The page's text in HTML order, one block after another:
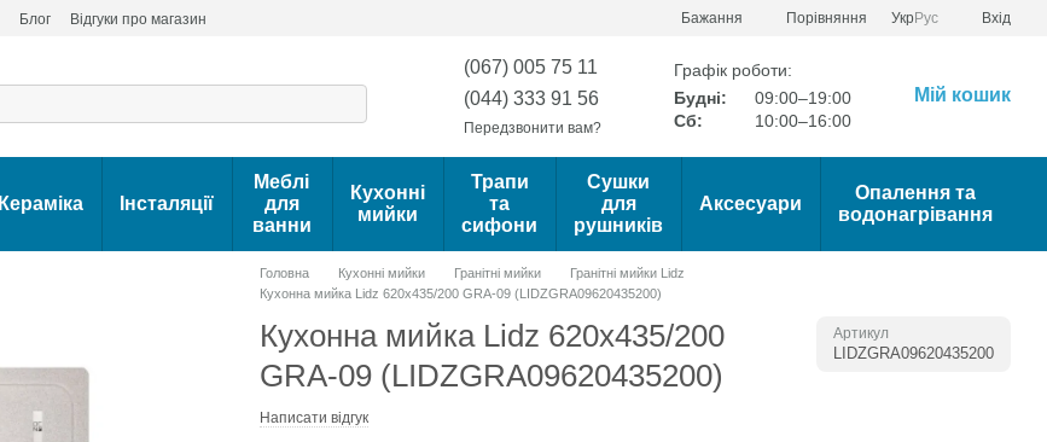
Блог Відгуки про магазин Бажання Порівняння УкрРус Вхід
(067) 005 75 11
(044) 333 91 56
Передзвонити вам?
Графік роботи:
Будні:
09:00–19:00
Сб:
10:00–16:00
Мій кошик
Кераміка Інсталяції
Меблі
для
ванни
Кухонні
мийки
Трапи
та
сифони
Сушки
для
рушників
Аксесуари
Опалення та
водонагрівання
Головна Кухонні мийки Гранітні мийки
Гранітні мийки Lidz
Кухонна мийка Lidz 620x435/200 GRA-09 (LIDZGRA09620435200)
Кухонна мийка Lidz 620x435/200
GRA-09 (LIDZGRA09620435200)
Артикул
LIDZGRA09620435200
Написати відгук